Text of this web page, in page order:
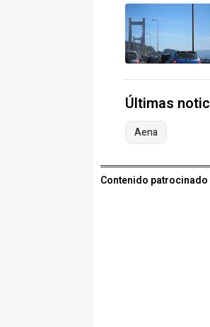
Últimas
Aena
Contenido patrocinado